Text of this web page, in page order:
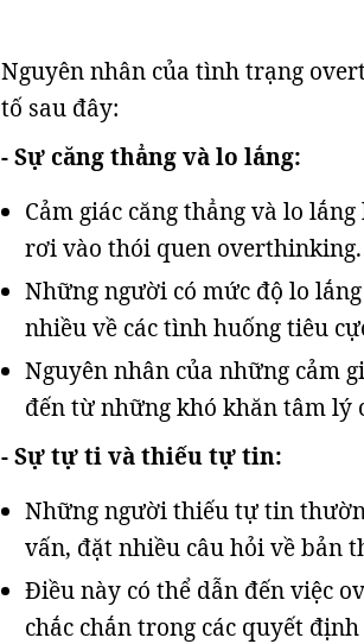
Nguyên nhân của tình trạng
tố sau đây:
- Sự căng thẳng và lo lắng:
Cảm giác căng thẳng và lo
rơi vào thói quen overthinking.
Những người có mức độ lo
nhiều về các tình huống tiêu
Nguyên nhân của những cảm
đến từ những khó khăn tâm lý
- Sự tự ti và thiếu tự tin:
Những người thiếu tự tin
vấn, đặt nhiều câu hỏi về bản
Điều này có thể dẫn đến việc
chắc chắn trong các quyết